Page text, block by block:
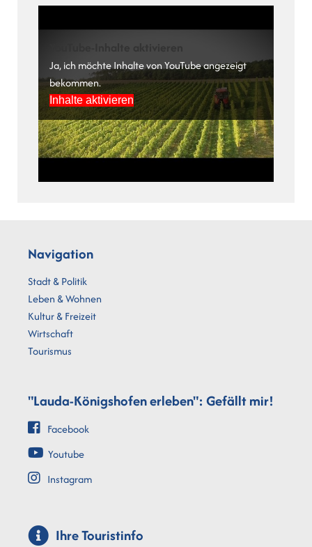
Ja, ich möchte Inhalte von YouTube angezeigt
bekommen.
Inhalte aktivieren
Navigation
Stadt & Politik
Leben & Wohnen
Kultur & Freizeit
Wirtschaft
Tourismus
"Lauda-Königshofen erleben": Gefällt mir!
Facebook
Youtube
Instagram
Ihre Touristinfo